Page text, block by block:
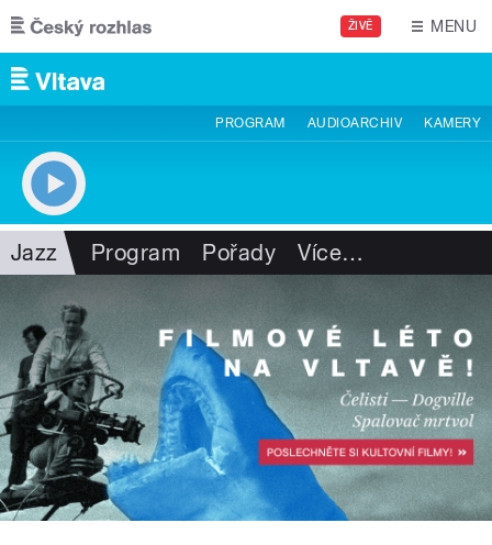
Přejít k hlavnímu obsahu
ŽIVĚ MENU
PROGRAM AUDIOARCHIV KAMERY
Jazz Program Pořady Více…